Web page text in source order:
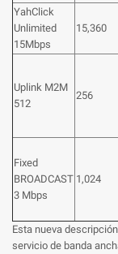
YahClick
Unlimited
15Mbps
15,360
Uplink M2M
512
256
Fixed
BROADCAST
3 Mbps
1,024
Esta nueva
servicio de banda